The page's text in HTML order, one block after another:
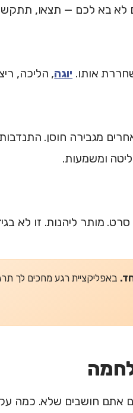
לא בא לכם — תצאו,
אותו. יוגה, הליכה,
מגבירה חוסן.
ומשמעות.
מותר ליהנות. זו לא
באפליקציית רגע מחכים לך תרגולים
אתם חושבים שלא. כמה